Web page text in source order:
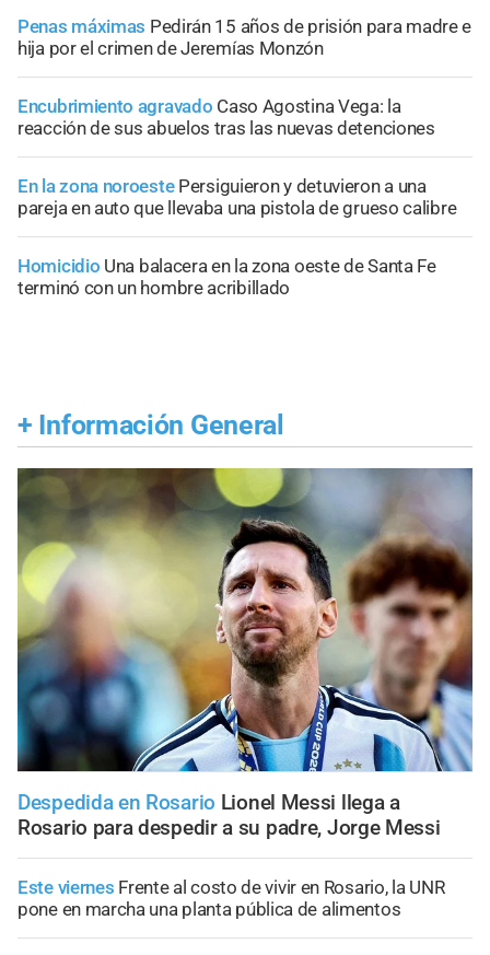
Penas máximas Pedirán 15 años de prisión para madre e
hija por el crimen de Jeremías Monzón
Encubrimiento agravado Caso Agostina Vega: la
reacción de sus abuelos tras las nuevas detenciones
En la zona noroeste Persiguieron y detuvieron a una
pareja en auto que llevaba una pistola de grueso calibre
Homicidio Una balacera en la zona oeste de Santa Fe
terminó con un hombre acribillado
+ Información General
Despedida en Rosario Lionel Messi llega a
Rosario para despedir a su padre, Jorge Messi
Este viernes Frente al costo de vivir en Rosario, la UNR
pone en marcha una planta pública de alimentos